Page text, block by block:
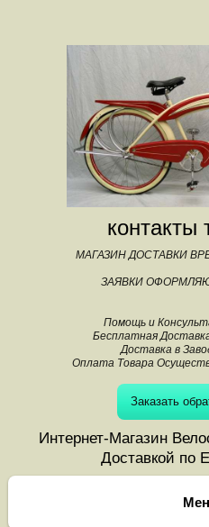
контакты
МАГАЗИН ДОСТАВКИ
ЗАЯВКИ
Помощь и
Бесплатная
Доставка в
Оплата Товара
Заказать
Интернет-Магазин
Доставкой по